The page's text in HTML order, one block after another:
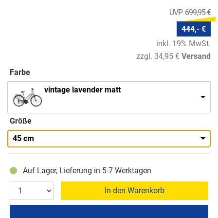
699,95 €
444,- €
inkl. 19% MwSt.
zzgl. 34,95 € Versand
Farbe
vintage lavender matt
Größe
45 cm
Auf Lager, Lieferung in 5-7 Werktagen
In den Warenkorb